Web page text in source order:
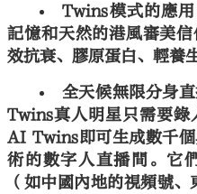
Twins模式的應用
記憶和天然的港風審美
效抗衰、膠原蛋白、輕養
全天候無限分身
Twins真人明星只需要錄
AI Twins即可生成數千
術的數字人直播間。它
（如中國內地的視頻號